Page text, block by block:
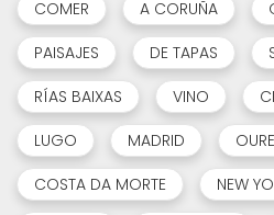
COMER A CORUÑA
PAISAJES
DE TAPAS
RÍAS BAIXAS
VINO
LUGO
MADRID
COSTA DA MORTE
NEW